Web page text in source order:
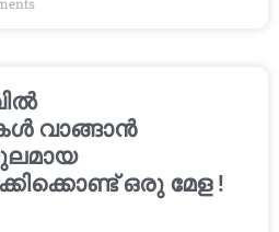
വാങ്ങാൻ
ഒരു മേള !